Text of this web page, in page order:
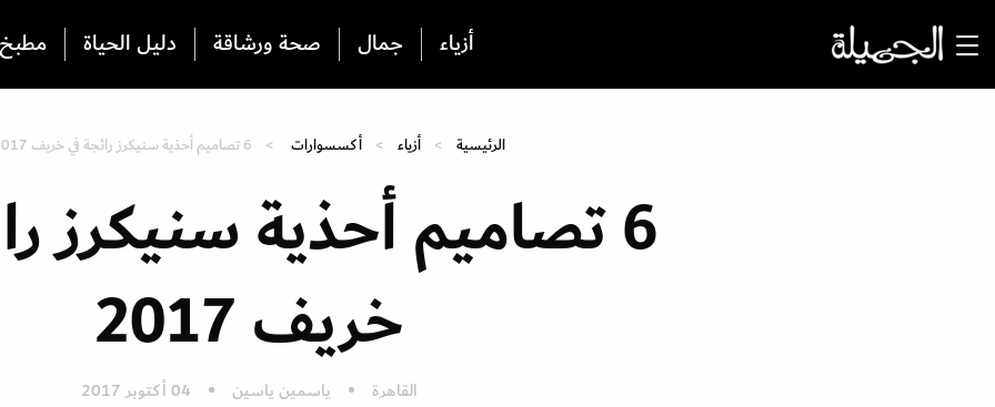
أزياء جمال صحة ورشاقة دليل الحياة مطبخ
الرئيسية أزياء أكسسوارات 6 تصاميم أحذية سنيكرز رائجة في خريف 2017
6 تصاميم أحذية سنيكرز
خريف 2017
القاهرة ياسمين ياسين 04 أكتوبر 2017